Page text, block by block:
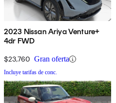
2023 Nissan Ariya Venture+
4dr FWD
$23,760 Gran oferta
Incluye tarifas de conc.